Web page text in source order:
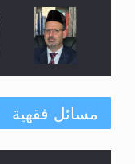
مسائل فقهية